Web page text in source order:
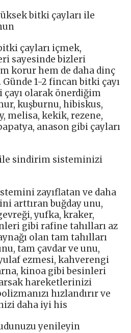
bitki çayları ile
çayları içmek,
sayesinde bizleri
korur hem de daha dinç
1-2 fincan bitki çayı
olarak önerdiğim
kuşburnu, hibiskus,
melisa, kekik, rezene,
anason gibi çayları
sindirim sisteminizi
zayıflatan ve daha
arttıran buğday unu,
yufka, kraker,
gibi rafine tahılları az
olan tam tahılları
tam çavdar ve unu,
ezmesi, kahverengi
kinoa gibi besinleri
hareketlerinizi
hızlandırır ve
daha iyi his
yenileyin